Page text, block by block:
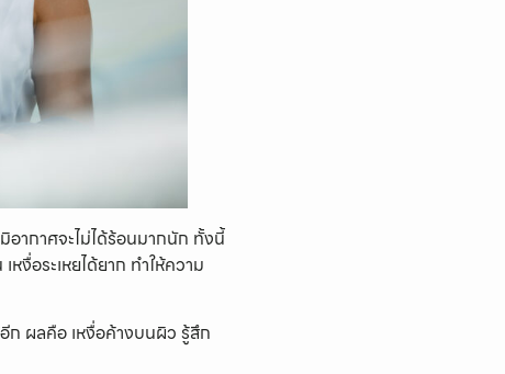
ากาศจะไม่ได้ร้อนมากนัก ทั้งนี้
งื่อระเหยได้ยาก ทำให้ความ
ก ผลคือ เหงื่อค้างบนผิว รู้สึก